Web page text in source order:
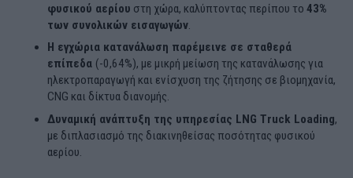
φυσικού αερίου στη χώρα, καλύπτοντας περίπου το 43%
των συνολικών εισαγωγών
Η εγχώρια κατανάλωση παρέμεινε σε σταθερά
επίπεδα (-0,64%), με μικρή μείωση της κατανάλωσης για
ηλεκτροπαραγωγή και ενίσχυση της ζήτησης σε βιομηχανία,
CNG και δίκτυα διανομής.
Δυναμική ανάπτυξη της υπηρεσίας LNG Truck Loading,
με διπλασιασμό της διακινηθείσας ποσότητας φυσικού
αερίου.